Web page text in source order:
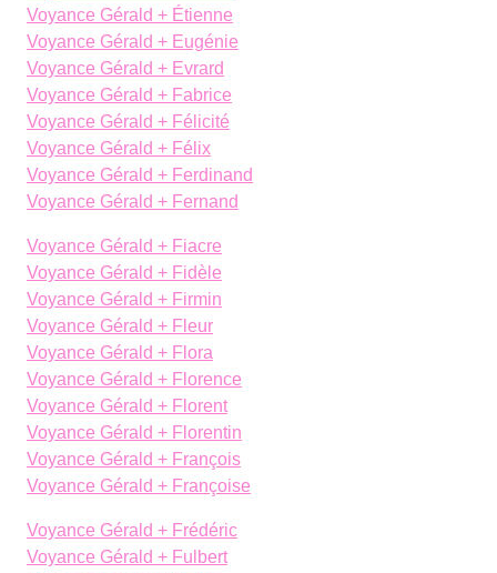
Voyance Gérald + Étienne
Voyance Gérald + Eugénie
Voyance Gérald + Evrard
Voyance Gérald + Fabrice
Voyance Gérald + Félicité
Voyance Gérald + Félix
Voyance Gérald + Ferdinand
Voyance Gérald + Fernand
Voyance Gérald + Fiacre
Voyance Gérald + Fidèle
Voyance Gérald + Firmin
Voyance Gérald + Fleur
Voyance Gérald + Flora
Voyance Gérald + Florence
Voyance Gérald + Florent
Voyance Gérald + Florentin
Voyance Gérald + François
Voyance Gérald + Françoise
Voyance Gérald + Frédéric
Voyance Gérald + Fulbert